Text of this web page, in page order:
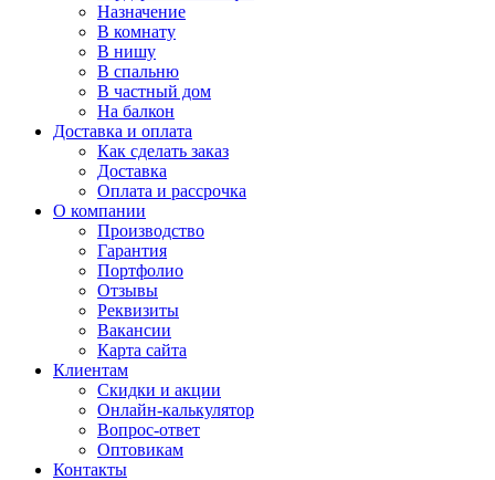
Назначение
В комнату
В нишу
В спальню
В частный дом
На балкон
Доставка и оплата
Как сделать заказ
Доставка
Оплата и рассрочка
О компании
Производство
Гарантия
Портфолио
Отзывы
Реквизиты
Вакансии
Карта сайта
Клиентам
Скидки и акции
Онлайн-калькулятор
Вопрос-ответ
Оптовикам
Контакты